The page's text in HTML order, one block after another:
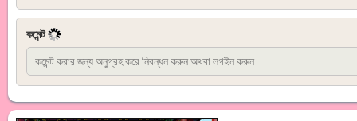
কমেন্ট